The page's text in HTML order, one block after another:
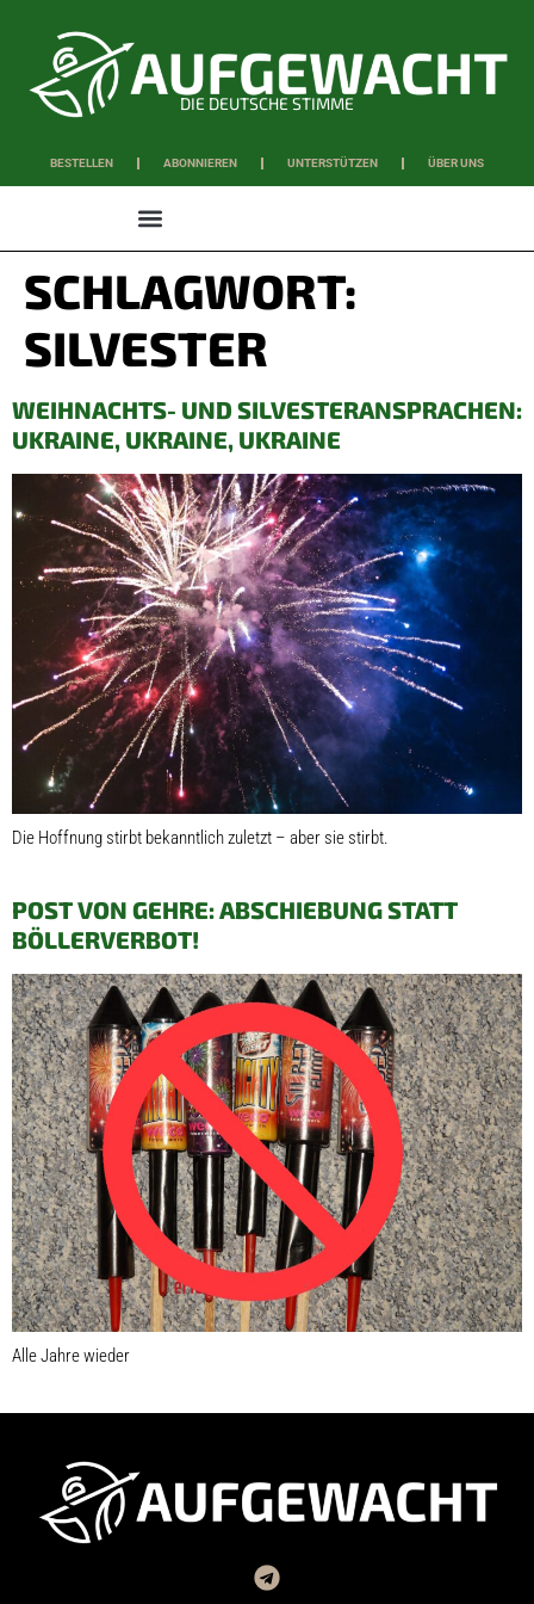
DIE DEUTSCHE STIMME
BESTELLEN ABONNIEREN UNTERSTÜTZEN ÜBER UNS
SCHLAGWORT:
SILVESTER
WEIHNACHTS- UND SILVESTERANSPRACHEN:
UKRAINE, UKRAINE, UKRAINE
Die Hoffnung stirbt bekanntlich zuletzt – aber sie stirbt.
POST VON GEHRE: ABSCHIEBUNG STATT
BÖLLERVERBOT!
Alle Jahre wieder